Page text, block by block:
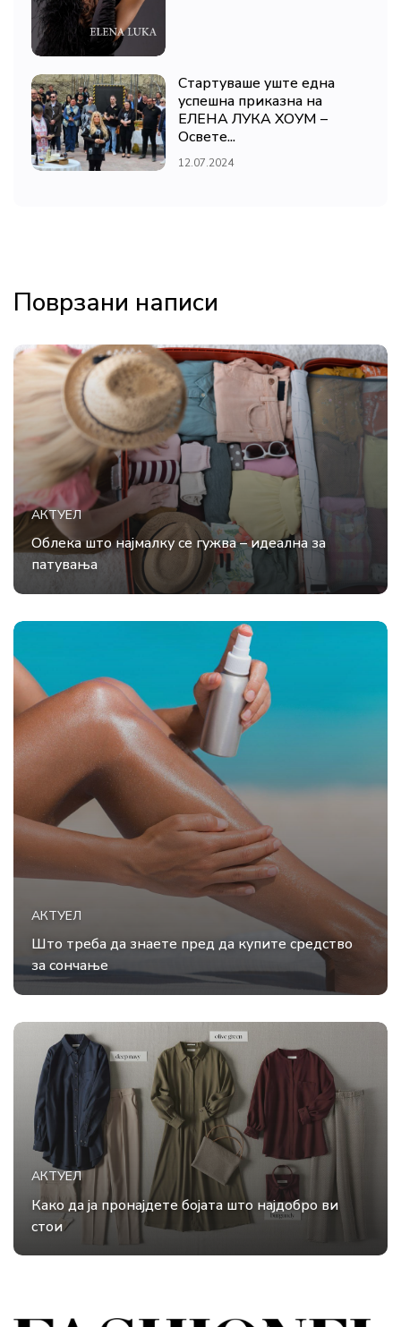
Стартуваше уште една
успешна приказна на
ЕЛЕНА ЛУКА ХОУМ –
Освете...
12.07.2024
Поврзани написи
АКТУЕЛ
Облека што најмалку се гужва – идеална за
патувања
АКТУЕЛ
Што треба да знаете пред да купите средство
за сончање
АКТУЕЛ
Како да ја пронајдете бојата што најдобро ви
стои